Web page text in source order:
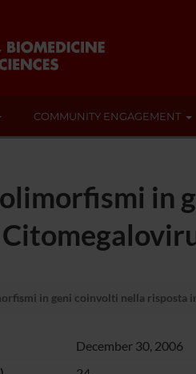
COMMUNITY ENGAGEMENT
in
in geni coinvolti nella
December 30, 2006